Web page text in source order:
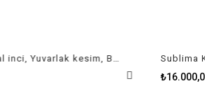
Sublima Kristal inci, Yuvarlak kesim, Beyaz, Rodyum Kaplama Kelepçe L
₺16.000,00